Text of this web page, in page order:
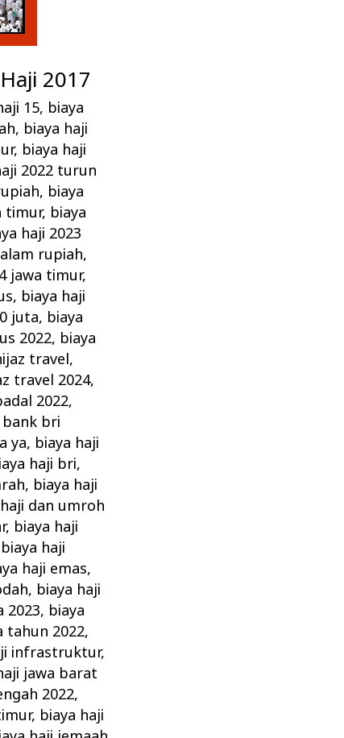
2017
15, biaya
, biaya haji
, biaya haji
2022 turun
, biaya
timur, biaya
haji 2023
rupiah,
jawa timur,
, biaya haji
juta, biaya
2022, biaya
travel,
travel 2024,
2022,
bank bri
ya, biaya haji
haji bri,
, biaya haji
dan umroh
, biaya haji
biaya haji
haji emas,
, biaya haji
2023, biaya
tahun 2022,
infrastruktur,
jawa barat
2022,
, biaya haji